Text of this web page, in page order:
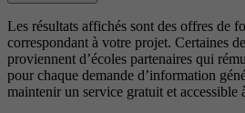
Les résultats affichés sont des offres de
correspondant à votre projet. Certaines
proviennent d’écoles partenaires qui
pour chaque demande d’information
maintenir un service gratuit et accessible